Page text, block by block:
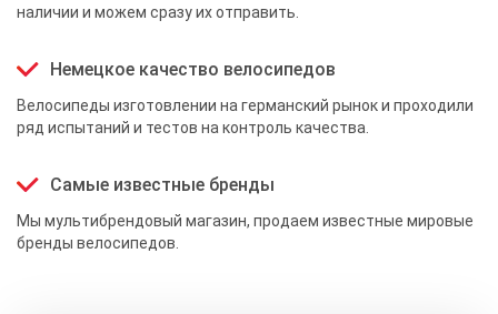
наличии и можем сразу их отправить.
Немецкое качество велосипедов
Велосипеды изготовлении на германский рынок и проходили
ряд испытаний и тестов на контроль качества.
Самые известные бренды
Мы мультибрендовый магазин, продаем известные мировые
бренды велосипедов.